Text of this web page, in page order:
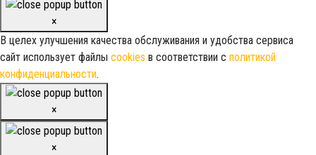
×
В целех улучшения качества обслуживания и удобства сервиса
сайт использует файлы cookies в соответствии с политикой
конфиденциальности.
×
×